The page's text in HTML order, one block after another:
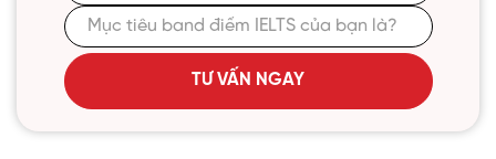
TƯ VẤN NGAY